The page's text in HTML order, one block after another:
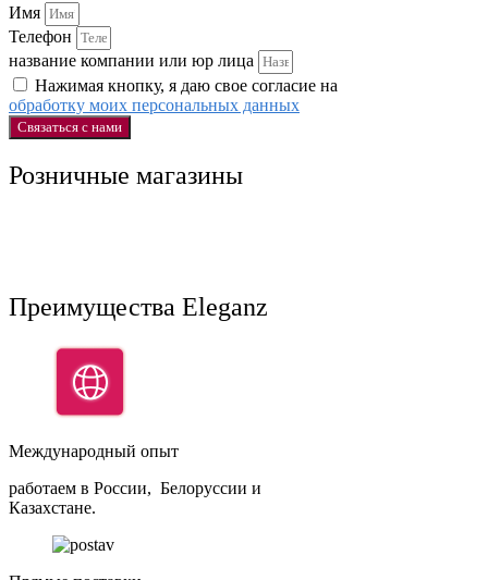
Имя
Телефон
название компании или юр лица
Нажимая кнопку, я даю свое согласие на
обработку моих персональных данных
Связаться с нами
Розничные магазины
Преимущества Eleganz
Международный опыт
работаем в России, Белоруссии и
Казахстане.